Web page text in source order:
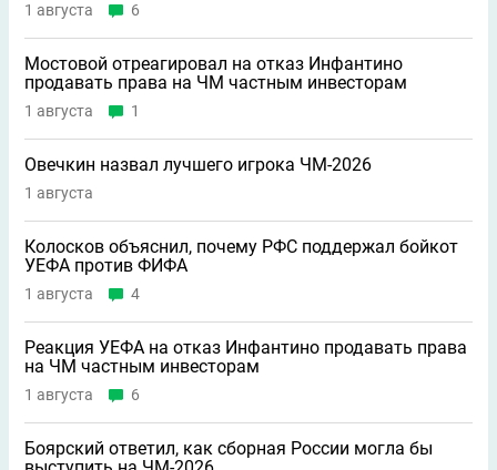
1 августа 6
Мостовой отреагировал на отказ Инфантино
продавать права на ЧМ частным инвесторам
1 августа 1
Овечкин назвал лучшего игрока ЧМ-2026
1 августа
Колосков объяснил, почему РФС поддержал бойкот
УЕФА против ФИФА
1 августа 4
Реакция УЕФА на отказ Инфантино продавать права
на ЧМ частным инвесторам
1 августа 6
Боярский ответил, как сборная России могла бы